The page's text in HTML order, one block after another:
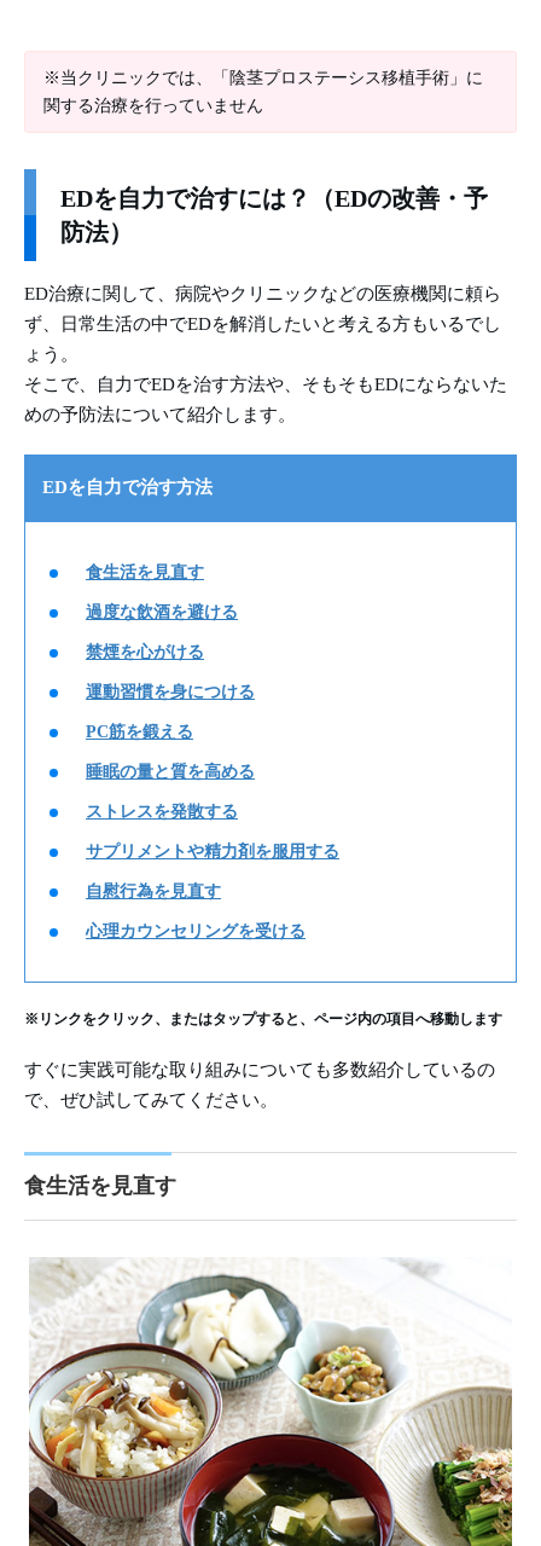
※当クリニックでは、「陰茎プロステーシス移植手術」に
関する治療を行っていません
EDを自力で治すには？（EDの改善・予
防法）
ED治療に関して、病院やクリニックなどの医療機関に頼ら
ず、日常生活の中でEDを解消したいと考える方もいるでし
ょう。
そこで、自力でEDを治す方法や、そもそもEDにならないた
めの予防法について紹介します。
EDを自力で治す方法
食生活を見直す
過度な飲酒を避ける
禁煙を心がける
運動習慣を身につける
PC筋を鍛える
睡眠の量と質を高める
ストレスを発散する
サプリメントや精力剤を服用する
自慰行為を見直す
心理カウンセリングを受ける
※リンクをクリック、またはタップすると、ページ内の項目へ移動します
すぐに実践可能な取り組みについても多数紹介しているの
で、ぜひ試してみてください。
食生活を見直す